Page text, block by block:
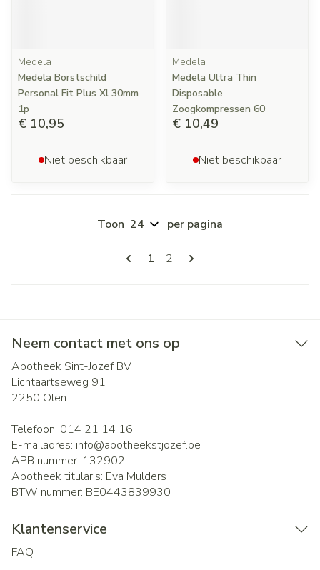
Medela
Medela Borstschild
Personal Fit Plus Xl 30mm
1p
€ 10,95
Niet beschikbaar
Medela
Medela Ultra Thin
Disposable
Zoogkompressen 60
€ 10,49
Niet beschikbaar
Pagina's
U lees momenteel pagina
1 Pagina
2
Toon per pagina
Neem contact met ons op
Apotheek Sint-Jozef BV
Lichtaartseweg 91
2250 Olen
Telefoon: 014 21 14 16
E-mailadres: info@apotheekstjozef.be
APB nummer: 132902
Apotheek titularis: Eva Mulders
BTW nummer: BE0443839930
Klantenservice
FAQ